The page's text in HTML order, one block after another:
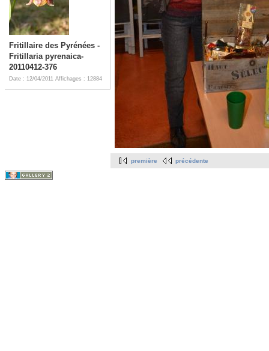
Fritillaire des Pyrénées -
Fritillaria pyrenaica-
20110412-376
Date : 12/04/2011 Affichages : 12884
première précédente